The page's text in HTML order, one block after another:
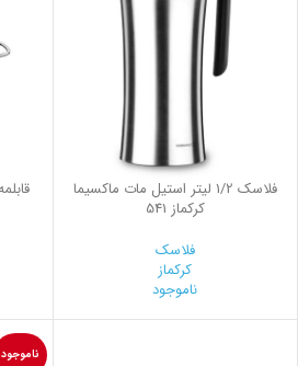
فلاسك 1/2 ليتر استيل مات ماكسيما
کرکماز 541
فلاسک
کرکماز
ناموجود
ناموجود